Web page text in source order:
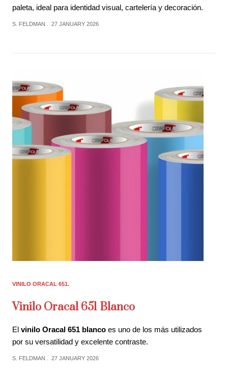
paleta, ideal para identidad visual, cartelería y decoración.
S. FELDMAN 27 JANUARY 2026
VINILO ORACAL 651
Vinilo Oracal 651 Blanco
El vinilo Oracal 651 blanco es uno de los más utilizados
por su versatilidad y excelente contraste.
S. FELDMAN 27 JANUARY 2026